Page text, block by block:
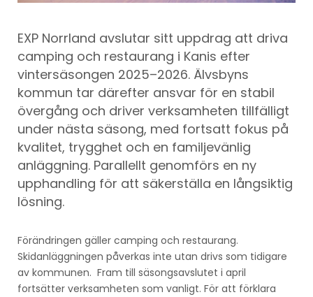
EXP Norrland avslutar sitt uppdrag att driva
camping och restaurang i Kanis efter
vintersäsongen 2025–2026. Älvsbyns
kommun tar därefter ansvar för en stabil
övergång och driver verksamheten tillfälligt
under nästa säsong, med fortsatt fokus på
kvalitet, trygghet och en familjevänlig
anläggning. Parallellt genomförs en ny
upphandling för att säkerställa en långsiktig
lösning.
Förändringen gäller camping och restaurang.
Skidanläggningen påverkas inte utan drivs som tidigare
av kommunen. Fram till säsongsavslutet i april
fortsätter verksamheten som vanligt. För att förklara